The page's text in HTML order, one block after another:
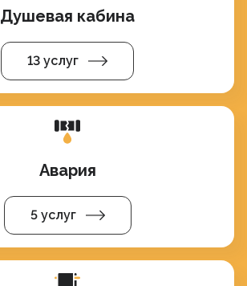
Душевая кабина
13 услуг
Авария
5 услуг